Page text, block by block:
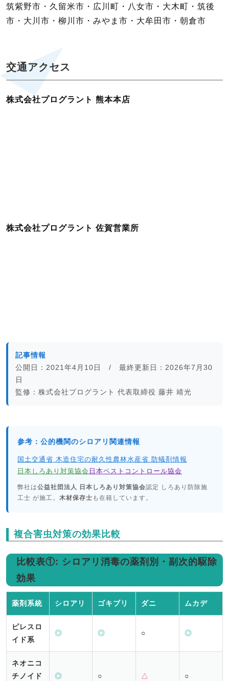
筑紫野市・久留米市・広川町・八女市・大木町・筑後
市・大川市・柳川市・みやま市・大牟田市・朝倉市
交通アクセス
株式会社プログラント 熊本本店
株式会社プログラント 佐賀営業所
記事情報
公開日：2021年4月10日 / 最終更新日：2026年7月30
日
監修：株式会社プログラント 代表取締役 藤井 靖光
参考：公的機関のシロアリ関連情報
国土交通省 木造住宅の耐久性 農林水産省 防蟻剤情報
日本しろあり対策協会 日本ペストコントロール協会
弊社は公益社団法人 日本しろあり対策協会認定 しろあり防除施
工士 が施工。 木材保存士 も在籍しています。
複合害虫対策の効果比較
比較表①: シロアリ消毒の薬剤別・副次的駆除
効果
薬剤系統 シロアリ ゴキブリ ダニ ムカデ
ピレスロ
イド系
◎ ◎ ○ ◎
ネオニコ
チノイド
◎ ○ △ ○